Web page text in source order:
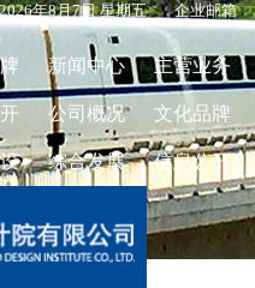
2026年8月7日 星期五 企业邮箱
新闻中心 主营业务
公司概况 文化品牌
综合发展 信息公开